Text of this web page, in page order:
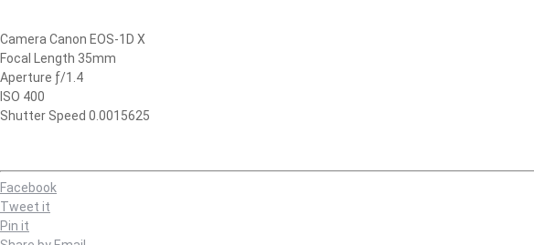
Camera Canon EOS-1D X
Focal Length 35mm
Aperture ƒ/1.4
ISO 400
Shutter Speed 0.0015625
Facebook
Tweet it
Pin it